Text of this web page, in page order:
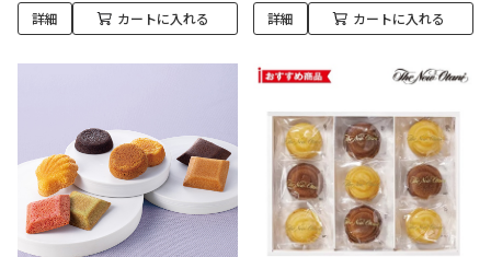
詳細 カートに入れる 詳細 カートに入れる